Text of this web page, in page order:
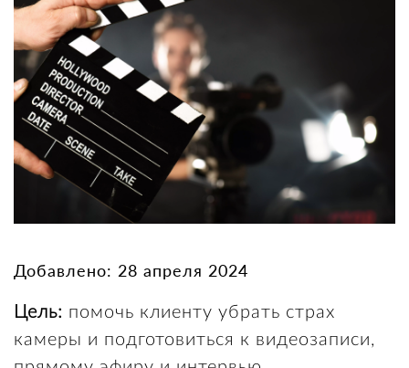
Добавлено: 28 апреля 2024
Цель: помочь клиенту убрать страх
камеры и подготовиться к видеозаписи,